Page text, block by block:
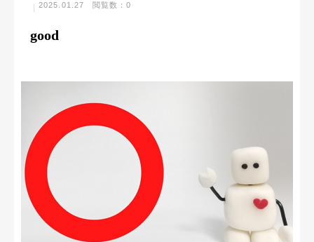
2025.01.27 閲覧数：0
good